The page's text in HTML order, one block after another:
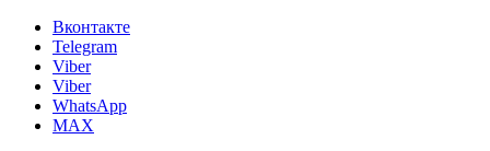
Вконтакте
Telegram
Viber
Viber
WhatsApp
MAX